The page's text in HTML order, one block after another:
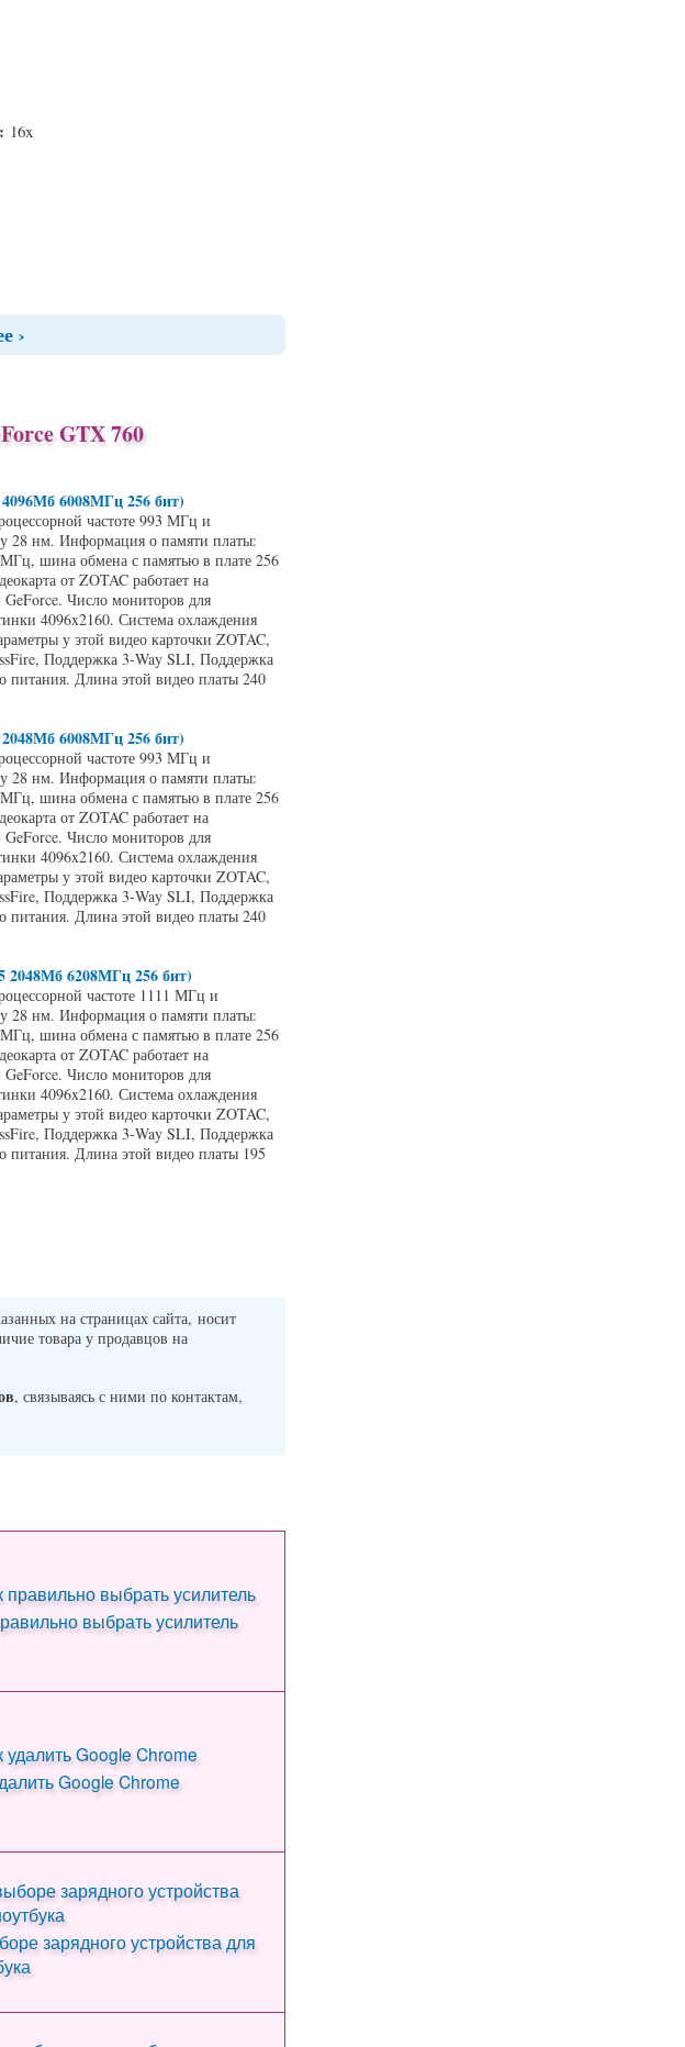
16x
›
GTX 760
6008МГц 256 бит)
частоте 993 МГц и
28 нм. Информация о памяти платы:
шина обмена с памятью в плате 256
от ZOTAC работает на
Число мониторов для
4096x2160. Система охлаждения
у этой видео карточки ZOTAC,
Поддержка 3-Way SLI, Поддержка
питания. Длина этой видео платы 240
6008МГц 256 бит)
частоте 993 МГц и
28 нм. Информация о памяти платы:
шина обмена с памятью в плате 256
от ZOTAC работает на
Число мониторов для
4096x2160. Система охлаждения
у этой видео карточки ZOTAC,
Поддержка 3-Way SLI, Поддержка
питания. Длина этой видео платы 240
2048Мб 6208МГц 256 бит)
частоте 1111 МГц и
28 нм. Информация о памяти платы:
шина обмена с памятью в плате 256
от ZOTAC работает на
Число мониторов для
4096x2160. Система охлаждения
у этой видео карточки ZOTAC,
Поддержка 3-Way SLI, Поддержка
питания. Длина этой видео платы 195
на страницах сайта, носит
товара у продавцов на
, связываясь с ними по контактам,
выбрать усилитель
Google Chrome
зарядного устройства для